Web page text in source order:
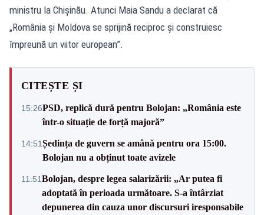
ministru la Chișinău. Atunci Maia Sandu a declarat că
„România și Moldova se sprijină reciproc și construiesc
împreună un viitor european”.
CITEȘTE ȘI
15:26PSD, replică dură pentru Bolojan: „România este
într-o situație de forță majoră”
14:51Ședința de guvern se amână pentru ora 15:00.
Bolojan nu a obținut toate avizele
11:51Bolojan, despre legea salarizării: „Ar putea fi
adoptată în perioada următoare. S-a întârziat
depunerea din cauza unor discursuri iresponsabile